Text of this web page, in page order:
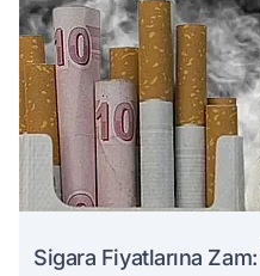
Sigara Fiyatlarına